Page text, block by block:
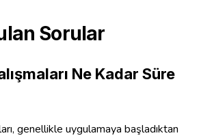
Sorular
Ne Kadar Süre
genellikle uygulamaya başladıktan